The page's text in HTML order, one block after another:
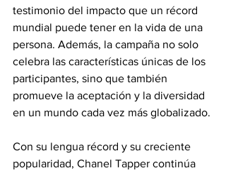
testimonio del impacto que un récord
mundial puede tener en la vida de una
persona. Además, la campaña no solo
celebra las características únicas de los
participantes, sino que también
promueve la aceptación y la diversidad
en un mundo cada vez más globalizado.
Con su lengua récord y su creciente
popularidad, Chanel Tapper continúa